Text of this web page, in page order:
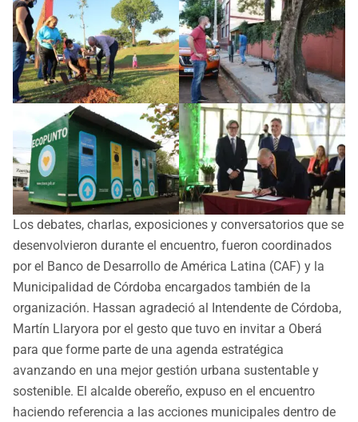
Los debates, charlas, exposiciones y conversatorios que se
desenvolvieron durante el encuentro, fueron coordinados
por el Banco de Desarrollo de América Latina (CAF) y la
Municipalidad de Córdoba encargados también de la
organización. Hassan agradeció al Intendente de Córdoba,
Martín Llaryora por el gesto que tuvo en invitar a Oberá
para que forme parte de una agenda estratégica
avanzando en una mejor gestión urbana sustentable y
sostenible. El alcalde obereño, expuso en el encuentro
haciendo referencia a las acciones municipales dentro de